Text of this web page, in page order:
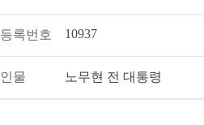
등록번호 10937
인물 노무현 전 대통령